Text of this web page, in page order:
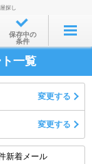
探し
保存中の
条件
一覧
変更する
変更する
新着メール